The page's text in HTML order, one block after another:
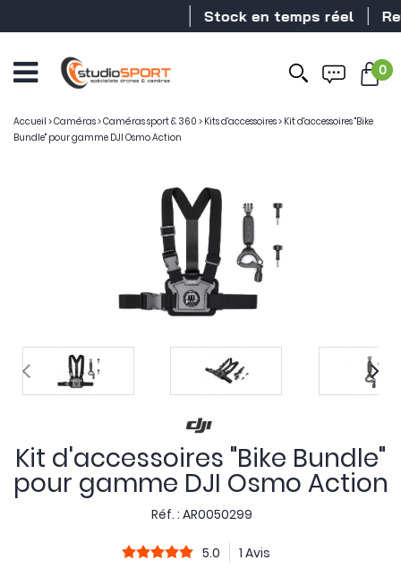
Stock en temps réel
0
Accueil >Caméras>Caméras sport & 360 > Kits d'accessoires> Kit d'accessoires "Bike
Bundle" pour gamme DJI Osmo Action
Kit d'accessoires "Bike Bundle"
pour gamme DJI Osmo Action
Réf. : AR0050299
5.0 1 Avis